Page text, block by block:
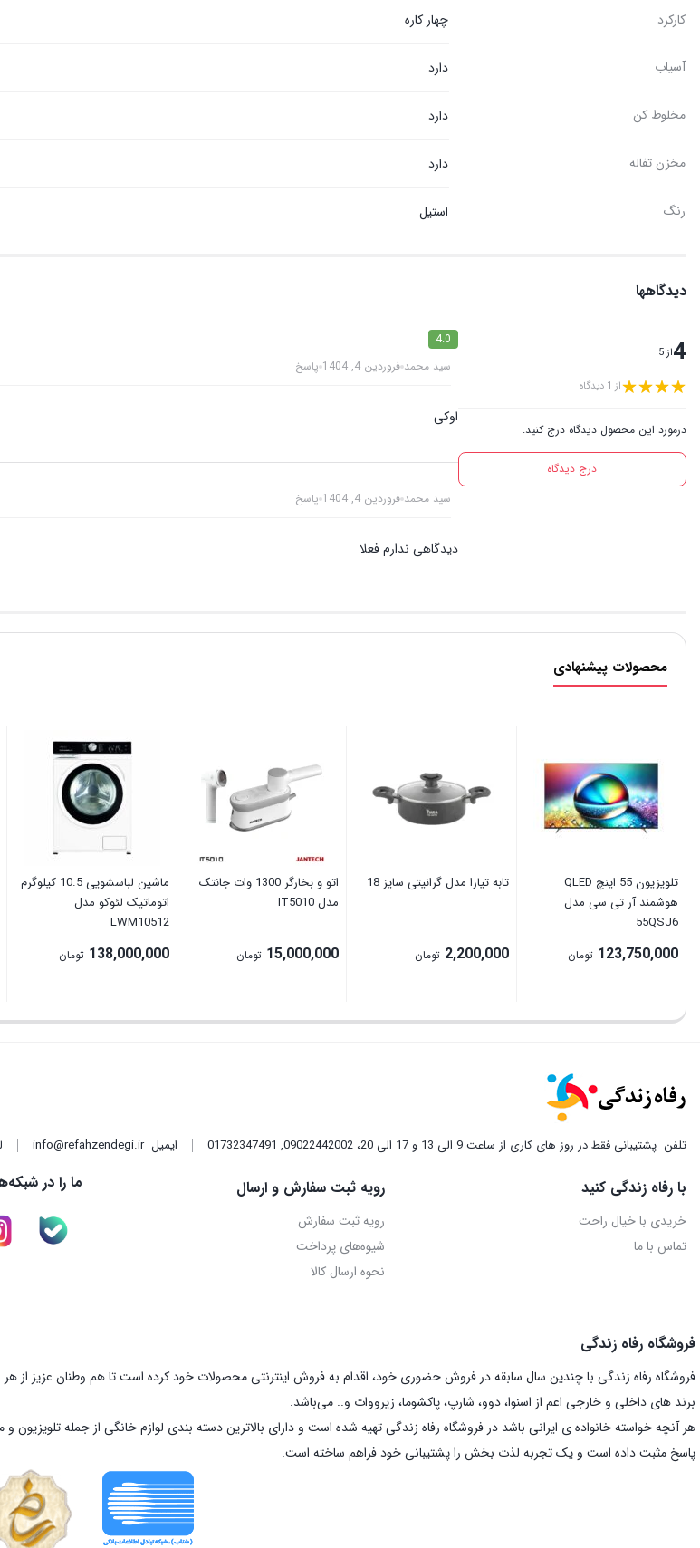
کارکرد چهار کاره
آسیاب دارد
مخلوط کن دارد
مخزن تفاله دارد
رنگ استیل
دیدگاهها
4از 5
از 1 دیدگاه
درمورد این محصول دیدگاه درج کنید.
درج دیدگاه
4.0
سید محمد فروردین 4, 1404 پاسخ
اوکی
سید محمد فروردین 4, 1404 پاسخ
دیدگاهی ندارم فعلا
محصولات پیشنهادی
تلویزیون 55 اینچ QLED
هوشمند آر تی سی مدل
55QSJ6
123,750,000 تومان
تابه تیارا مدل گرانیتی سایز 18
2,200,000 تومان
اتو و بخارگر 1300 وات جانتک
مدل IT5010
15,000,000 تومان
ماشین لباسشویی 10.5 کیلوگرم
اتوماتیک لئوکو مدل
LWM10512
138,000,000 تومان
تلفن پشتیبانی فقط در روز های کاری از ساعت 9 الی 13 و 17 الی 20، 09022442002 ,
01732347491 ایمیلinfo@refahzendegi.ir
با رفاه زندگی کنید
خریدی با خیال راحت
تماس با ما
رویه ثبت سفارش و ارسال
رویه ثبت سفارش
شیوه‌های پرداخت
نحوه ارسال کالا
ما را در
فروشگاه رفاه زندگی
فروشگاه رفاه زندگی با چندین سال سابقه در فروش حضوری خود، اقدام به فروش اینترنتی محصولات خود کرده است تا هم وطنان عزیز از
برند های داخلی و خارجی اعم از اسنوا، دوو، شارپ، پاکشوما، زیرووات و.. می‌باشد.
هر آنچه خواسته خانواده ی ایرانی باشد در فروشگاه رفاه زندگی تهیه شده است و دارای بالاترین دسته بندی لوازم خانگی از جمله
پاسخ مثبت داده است و یک تجربه لذت بخش را پشتیبانی خود فراهم ساخته است.